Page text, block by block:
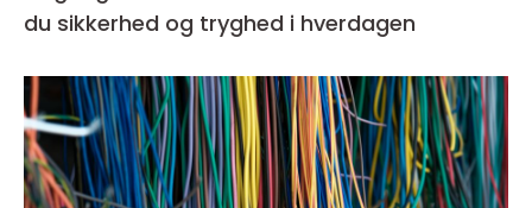
du sikkerhed og tryghed i hverdagen